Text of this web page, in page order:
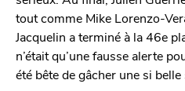
tout comme Mike Lorenzo-
Jacquelin a terminé à la 46e
n’était qu’une fausse alerte
été bête de gâcher une si